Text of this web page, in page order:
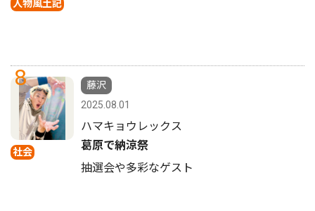
人物風土記
8
社会
藤沢
2025.08.01
ハマキョウレックス
葛原で納涼祭
抽選会や多彩なゲスト